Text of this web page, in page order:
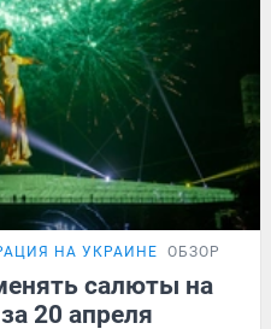
НА УКРАИНЕ ОБЗОР
салюты на
20 апреля